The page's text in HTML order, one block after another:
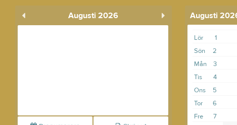
Augusti 2026 Augusti
1
Lör
2
Sön
3
Mån
4
Tis
5
Ons
6
Tor
7
Fre